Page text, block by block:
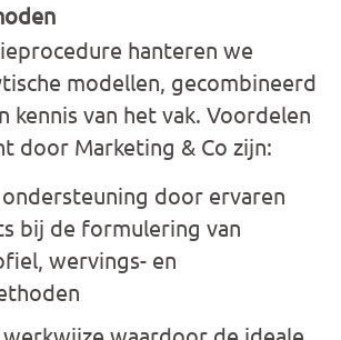
hanteren we
modellen, gecombineerd
kennis van het vak. Voordelen
door Marketing & Co zijn:
door ervaren
bij de formulering van
wervings- en